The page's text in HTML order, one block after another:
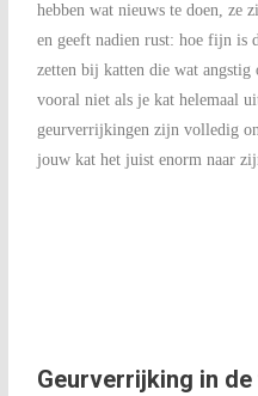
hebben wat nieuws te doen, ze
en geeft nadien rust: hoe fijn is
zetten bij katten die wat
vooral niet als je kat helemaal
geurverrijkingen zijn volledig
jouw kat het juist enorm naar
Geurverrijking in